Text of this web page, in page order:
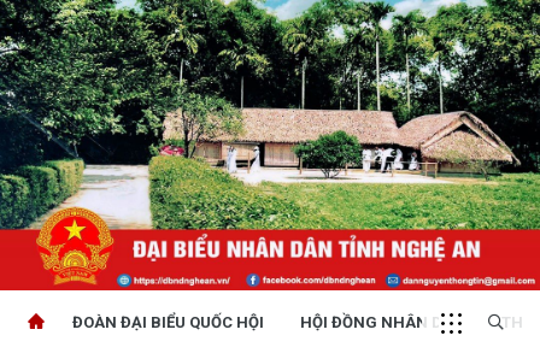
ĐOÀN ĐẠI BIỂU QUỐC HỘI HỘI ĐỒNG NHÂN DÂN